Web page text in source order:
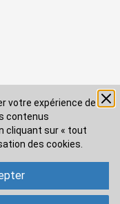
votre expérience de
contenus
cliquant sur « tout
des cookies.